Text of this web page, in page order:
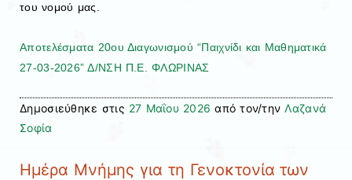
του νομού μας.
Αποτελέσματα 20ου Διαγωνισμού “Παιχνίδι και Μαθηματικά
27-03-2026” Δ/ΝΣΗ Π.Ε. ΦΛΩΡΙΝΑΣ
Δημοσιεύθηκε στις 27 Μαΐου 2026 από τον/τηνΛαζανά
Σοφία
Ημέρα Μνήμης για τη Γενοκτονία των